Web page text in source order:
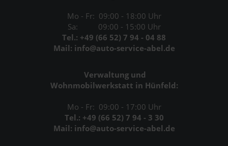
Mo - Fr: 09:00 - 18:00 Uhr
Sa: 09:00 - 15:00 Uhr
Tel.: +49 (66 52) 7 94 - 04 88
Mail: info@auto-service-abel.de
Verwaltung und
Wohnmobilwerkstatt in Hünfeld:
Mo - Fr: 09:00 - 17:00 Uhr
Tel.: +49 (66 52) 7 94 - 3 30
Mail: info@auto-service-abel.de